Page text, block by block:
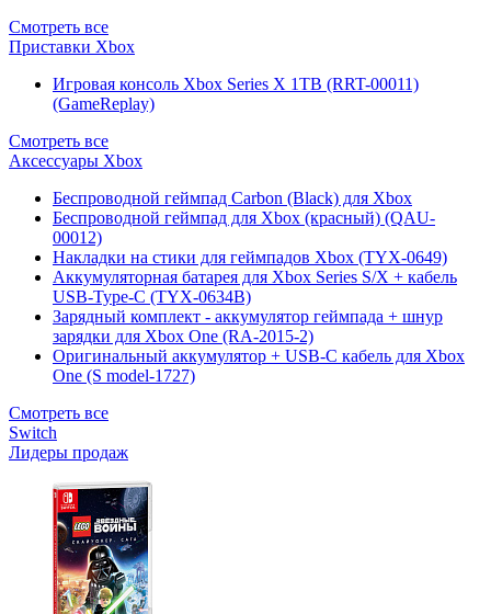
Смотреть все
Приставки Xbox
Игровая консоль Xbox Series X 1TB (RRT-00011)
(GameReplay)
Смотреть все
Аксессуары Xbox
Беспроводной геймпад Carbon (Black) для Xbox
Беспроводной геймпад для Xbox (красный) (QAU-
00012)
Накладки на стики для геймпадов Xbox (TYX-0649)
Аккумуляторная батарея для Xbox Series S/X + кабель
USB-Type-C (TYX-0634B)
Зарядный комплект - аккумулятор геймпада + шнур
зарядки для Xbox One (RA-2015-2)
Оригинальный аккумулятор + USB-C кабель для Xbox
One (S model-1727)
Смотреть все
Switch
Лидеры продаж